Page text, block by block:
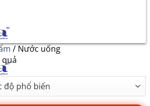
/Nước uống